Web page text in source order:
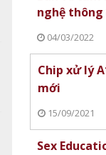
nghệ thông
04/03/2022
Chip xử lý
mới
15/09/2021
Sex